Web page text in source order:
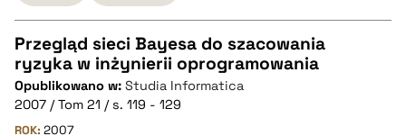
pobierz cytat
CZYSTY TEKST
pobierz cytat
Przegląd sieci Bayesa do szacowania
ryzyka w inżynierii oprogramowania
Opublikowano w: Studia Informatica
2007 / Tom 21 / s. 119 - 129
ROK: 2007